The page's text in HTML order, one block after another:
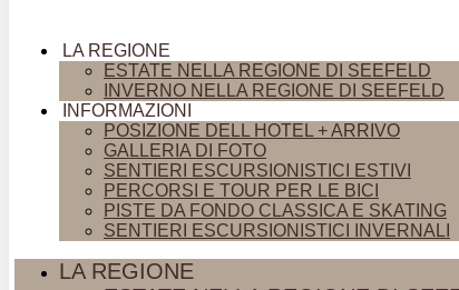
LA REGIONE
ESTATE NELLA REGIONE DI SEEFELD
INVERNO NELLA REGIONE DI SEEFELD
INFORMAZIONI
POSIZIONE DELL HOTEL + ARRIVO
GALLERIA DI FOTO
SENTIERI ESCURSIONISTICI ESTIVI
PERCORSI E TOUR PER LE BICI
PISTE DA FONDO CLASSICA E SKATING
SENTIERI ESCURSIONISTICI INVERNALI
LA REGIONE